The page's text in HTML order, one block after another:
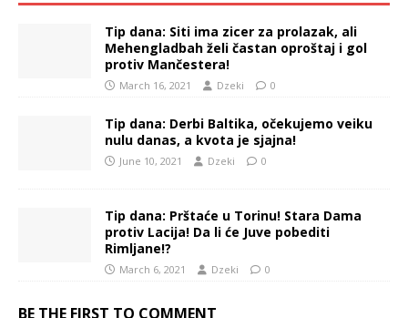
Tip dana: Siti ima zicer za prolazak, ali
Mehengladbah želi častan oproštaj i gol
protiv Mančestera!
March 16, 2021 Dzeki 0
Tip dana: Derbi Baltika, očekujemo veiku
nulu danas, a kvota je sjajna!
June 10, 2021 Dzeki 0
Tip dana: Prštaće u Torinu! Stara Dama
protiv Lacija! Da li će Juve pobediti
Rimljane!?
March 6, 2021 Dzeki 0
BE THE FIRST TO COMMENT